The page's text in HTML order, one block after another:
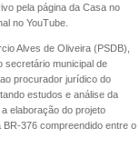
pela página da Casa no
no YouTube.
Alves de Oliveira (PSDB),
secretário municipal de
procurador jurídico do
estudos e análise da
elaboração do projeto
376 compreendido entre o